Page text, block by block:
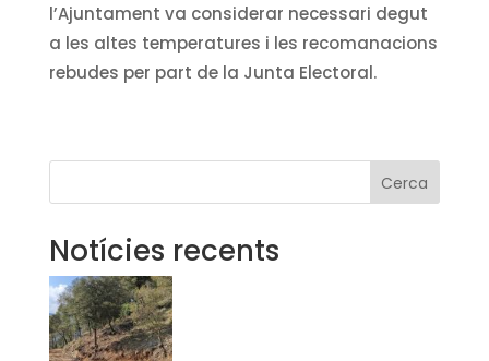
l’Ajuntament va considerar necessari degut
a les altes temperatures i les recomanacions
rebudes per part de la Junta Electoral.
Cerca
Notícies recents